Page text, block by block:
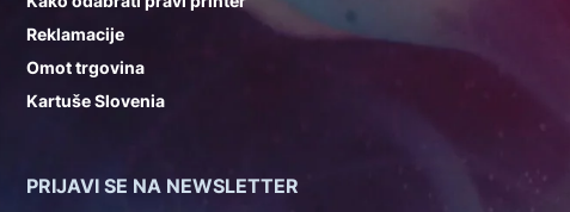
Reklamacije
Omot trgovina
Kartuše Slovenia
PRIJAVI SE NA NEWSLETTER